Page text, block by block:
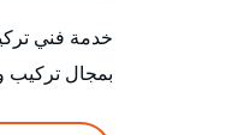
خدمة فني
بمجال تركيب